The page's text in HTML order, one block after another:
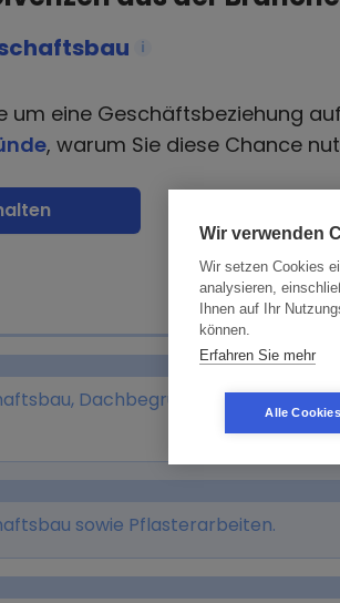
i
um eine Geschäftsbeziehung
, warum Sie diese Chance
Branche
Dachbegrünungen, Straßen-
sowie Pflasterarbeiten.
Wir verwenden
Wir setzen Cookies
analysieren,
Ihnen auf Ihr
können.
Erfahren Sie mehr
Alle